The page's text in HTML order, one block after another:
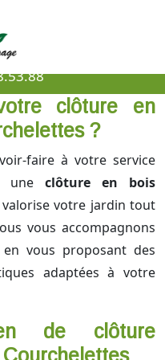
clôture en
?
faire à votre service
une clôture en bois
votre jardin tout
vous accompagnons
vous proposant des
adaptées à votre
de clôture